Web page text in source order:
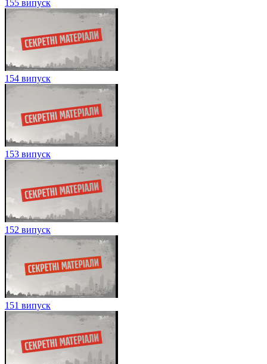
155 випуск
154 випуск
153 випуск
152 випуск
151 випуск